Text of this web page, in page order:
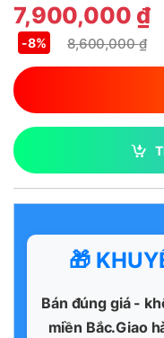
7,900,000 ₫
8,600,000₫
-8%
🎁
Bán đúng giá -
miền Bắc.Giao